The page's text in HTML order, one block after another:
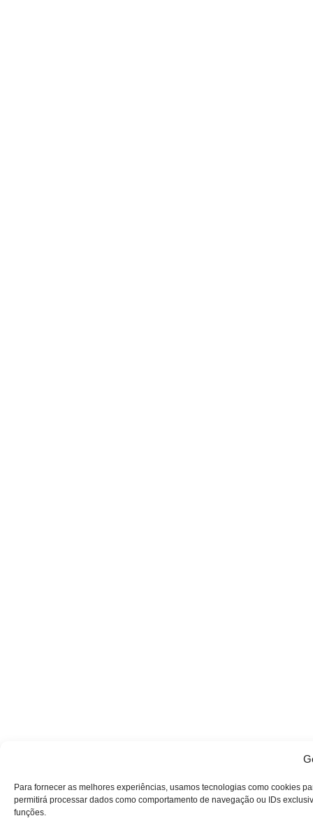
Para fornecer as melhores experiências, usamos tecnologias como cookies
permitirá processar dados como comportamento de navegação ou IDs
funções.